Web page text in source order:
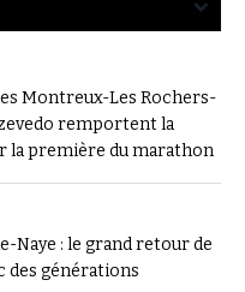
Montreux-Les Rochers-
remportent la
la première du marathon
Naye : le grand retour de
des générations